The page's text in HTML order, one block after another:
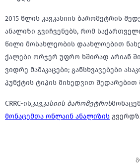
2015 წლის კავკასიის ბარომეტრის
ანალიზი გვიჩვენებს, რომ
წილი მოსახლეობის დაახლოებით
ქალები ორჯერ უფრო ხშირად არიან
ვიდრე მამაკაცები; განსხვავებები
პუნქტის ტიპის მიხედვით შედარებით
CRRC-ისკავკასიის ბარომეტრის
მონაცემთა ონლაინ ანალიზის